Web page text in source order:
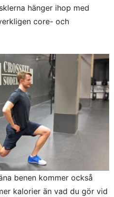
hänger ihop med
core- och
benen kommer också
kalorier än vad du gör vid